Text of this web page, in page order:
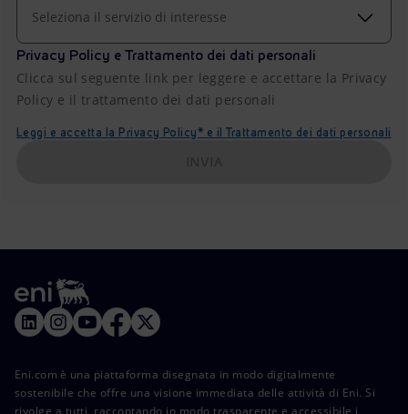
Seleziona il servizio di interesse
Privacy Policy e Trattamento dei dati personali
Clicca sul seguente link per leggere e accettare la Privacy
Policy e il trattamento dei dati personali
Leggi e accetta la Privacy Policy* e il Trattamento dei dati personali
Eni.com è una piattaforma disegnata in modo digitalmente
sostenibile che offre una visione immediata delle attività di Eni. Si
rivolge a tutti, raccontando in modo trasparente e accessibile i